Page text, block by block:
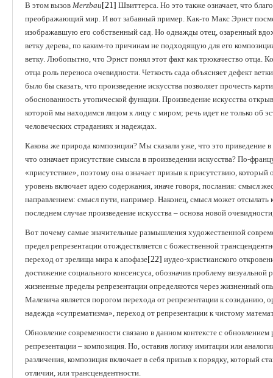
В этом вызов Merzbau [21] Швиттерса. Но это также означает, что
преображающий мир. И вот забавный пример. Как-то Макс Эрнст
изображавшую его собственный сад. Но однажды отец, озаренный
ветку дерева, по каким-то причинам не подходящую для его
ветку. Любопытно, что Эрнст понял этот факт как трюкачество отца.
отца роль переноса очевидности. Четкость сада объясняет дефект
было бы сказать, что произведение искусства позволяет прочесть
обоснованность утопической функции. Произведение искусства
которой мы находимся лицом к лицу с миром; речь идет не только об
человеческих страданиях и надеждах.
Какова же природа композиции? Мы сказали уже, что это приведение
что означает присутствие смысла в произведении искусства? По-
«присутствие», поэтому она означает призыв к присутствию,
уровень включает идею содержания, иначе говоря, послания: смысл
направлением: смысл пути, например. Наконец, смысл может
последнем случае произведение искусства – основа новой
Вот почему самые значительные размышления художественной
предел репрезентации отождествляется с божественной
переход от зрелища мира к апофазе[22] иудео-христианского
достижение социального консенсуса, обозначив проблему визуальной
жизненные пределы репрезентации определяются через жизненный
Малевича является порогом перехода от репрезентации к
надежда «супрематизма», переход от репрезентации к чистому
Обновление современности связано в данном контексте с
репрезентации – композиция. Но, оставив логику имитации или
различения, композиция включает в себя призыв к порядку, который
отличии, или трансцендентности.